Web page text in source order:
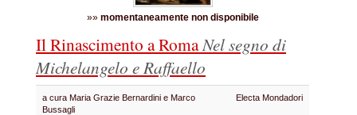
»» momentaneamente non disponibile
Il Rinascimento a RomaNel segno di
Michelangelo e Raffaello
a cura Maria Grazie Bernardini e Marco
Bussagli
Electa Mondadori